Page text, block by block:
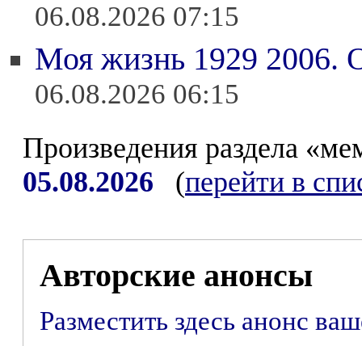
06.08.2026 07:15
Моя жизнь 1929 2006.
06.08.2026 06:15
Произведения раздела
05.08.2026 (перейти в
Авторские анонсы
Разместить здесь анонс